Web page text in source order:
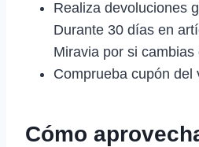
Realiza devoluciones
Durante 30 días en
Miravia por si cambias
Comprueba cupón del
Cómo